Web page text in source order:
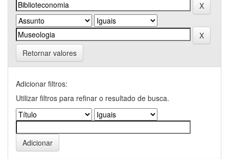
Retornar valores
Adicionar filtros:
Utilizar filtros para refinar o resultado de busca.